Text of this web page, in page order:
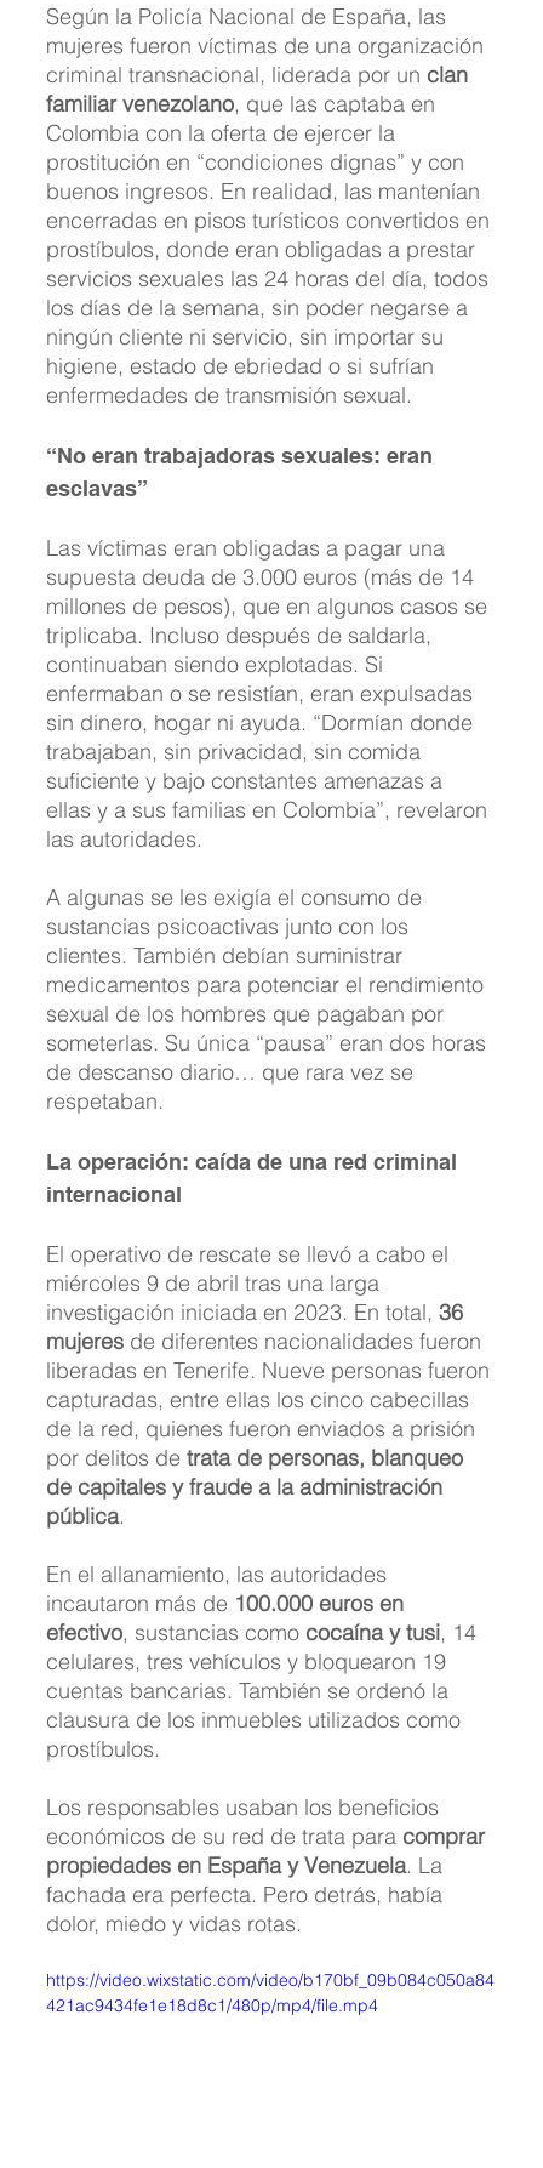
Según la Policía Nacional de España, las
mujeres fueron víctimas de una organización
criminal transnacional, liderada por un clan
familiar venezolano, que las captaba en
Colombia con la oferta de ejercer la
prostitución en “condiciones dignas” y con
buenos ingresos. En realidad, las mantenían
encerradas en pisos turísticos convertidos en
prostíbulos, donde eran obligadas a prestar
servicios sexuales las 24 horas del día, todos
los días de la semana, sin poder negarse a
ningún cliente ni servicio, sin importar su
higiene, estado de ebriedad o si sufrían
enfermedades de transmisión sexual.
“No eran trabajadoras sexuales: eran
esclavas”
Las víctimas eran obligadas a pagar una
supuesta deuda de 3.000 euros (más de 14
millones de pesos), que en algunos casos se
triplicaba. Incluso después de saldarla,
continuaban siendo explotadas. Si
enfermaban o se resistían, eran expulsadas
sin dinero, hogar ni ayuda. “Dormían donde
trabajaban, sin privacidad, sin comida
suficiente y bajo constantes amenazas a
ellas y a sus familias en Colombia”, revelaron
las autoridades.
A algunas se les exigía el consumo de
sustancias psicoactivas junto con los
clientes. También debían suministrar
medicamentos para potenciar el rendimiento
sexual de los hombres que pagaban por
someterlas. Su única “pausa” eran dos horas
de descanso diario… que rara vez se
respetaban.
La operación: caída de una red criminal
internacional
El operativo de rescate se llevó a cabo el
miércoles 9 de abril tras una larga
investigación iniciada en 2023. En total, 36
mujeres de diferentes nacionalidades fueron
liberadas en Tenerife. Nueve personas fueron
capturadas, entre ellas los cinco cabecillas
de la red, quienes fueron enviados a prisión
por delitos de trata de personas, blanqueo
de capitales y fraude a la administración
pública.
En el allanamiento, las autoridades
incautaron más de 100.000 euros en
efectivo, sustancias como cocaína y tusi, 14
celulares, tres vehículos y bloquearon 19
cuentas bancarias. También se ordenó la
clausura de los inmuebles utilizados como
prostíbulos.
Los responsables usaban los beneficios
económicos de su red de trata para comprar
propiedades en España y Venezuela. La
fachada era perfecta. Pero detrás, había
dolor, miedo y vidas rotas.
https://video.wixstatic.com/video/b170bf_09b084c050a84
421ac9434fe1e18d8c1/480p/mp4/file.mp4